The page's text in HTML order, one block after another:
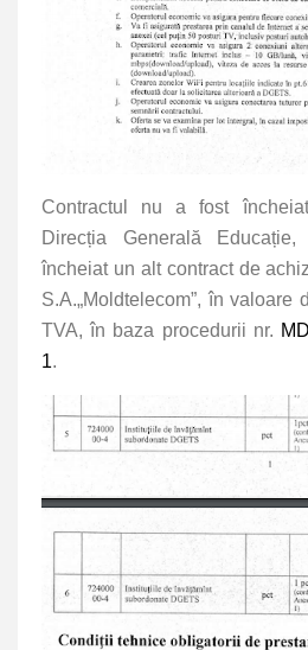
Contractul nu a fost
Direcția Generală
încheiat un alt contract de
S.A.„Moldtelecom”, în valoare
TVA, în baza procedurii nr.
1.